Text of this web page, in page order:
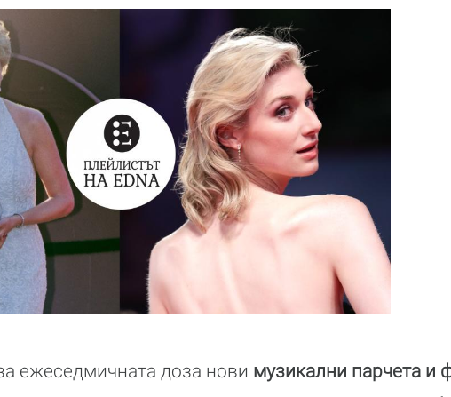
ежеседмичната доза нови музикални парчета и